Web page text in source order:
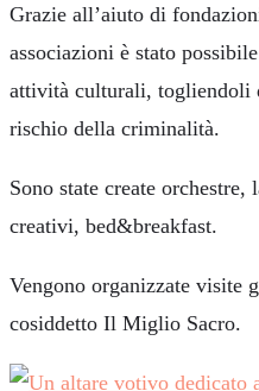
Grazie all’aiuto di
associazioni è stato
attività culturali, togliendoli
rischio della criminalità.
Sono state create
creativi, bed&breakfast.
Vengono organizzate visite
cosiddetto Il Miglio Sacro.